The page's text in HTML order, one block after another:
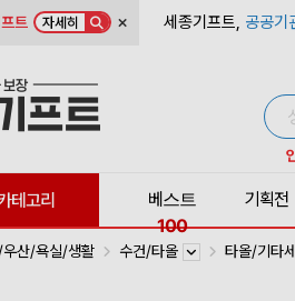
트 자세히 × 세종기프트, 공공기
테고리
베스트
100
기획전
우산/욕실/생활 수건/타올 타올/기타